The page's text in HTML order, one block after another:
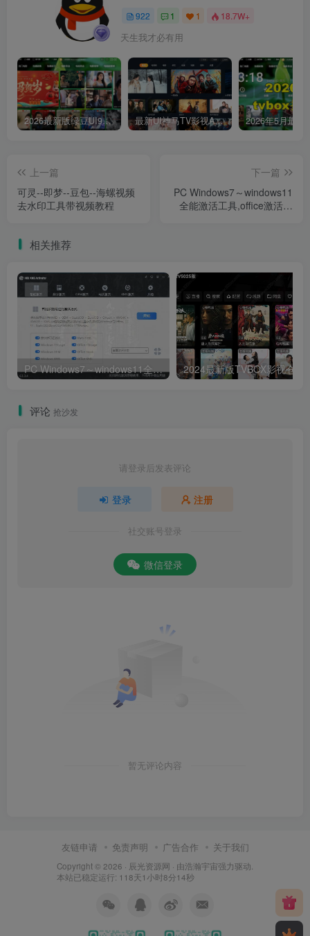
922 1 1 18.7W+
天生我才必有用
2026最新版绿豆UI9双端影视APP源码 最新UI神马TV影视APP源码 乐檬影视苹果CMS后台 包含前后端源码
上一篇
可灵--即梦--豆包--海螺视频
去水印工具带视频教程
下一篇
PC Windows7～windows11
全能激活工具,office激活神
相关推荐
PC Windows7～windows11全能激活工具,office激活神器
评论 抢沙发
请登录后发表评论
登录 注册
社交账号登录
微信登录
暂无评论内容
友链申请 免责声明 广告合作 关于我们
Copyright © 2026 · 辰光资源网 · 由浩瀚宇宙强力驱动.
本站已稳定运行: 118天1小时8分14秒